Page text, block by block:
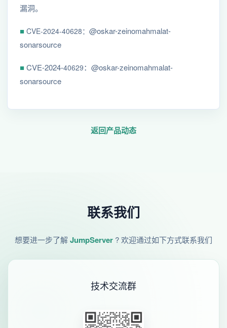
漏洞。
■ CVE-2024-40628： @oskar-zeinomahmalat-
sonarsource
■CVE-2024-40629：@oskar-zeinomahmalat-
sonarsource
返回产品动态
联系我们
想要进一步了解JumpServer ? 欢迎通过如下方式联系我们
技术交流群